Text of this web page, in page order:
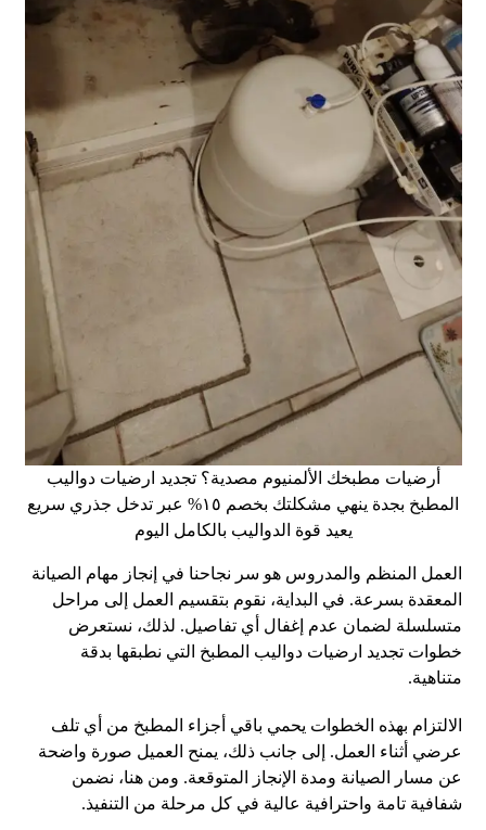
أرضيات مطبخك الألمنيوم مصدية؟ تجديد ارضيات دواليب
المطبخ بجدة ينهي مشكلتك بخصم ١٥% عبر تدخل جذري سريع
يعيد قوة الدواليب بالكامل اليوم
العمل المنظم والمدروس هو سر نجاحنا في إنجاز مهام الصيانة
المعقدة بسرعة. في البداية، نقوم بتقسيم العمل إلى مراحل
متسلسلة لضمان عدم إغفال أي تفاصيل. لذلك، نستعرض
خطوات تجديد ارضيات دواليب المطبخ التي نطبقها بدقة
متناهية.
الالتزام بهذه الخطوات يحمي باقي أجزاء المطبخ من أي تلف
عرضي أثناء العمل. إلى جانب ذلك، يمنح العميل صورة واضحة
عن مسار الصيانة ومدة الإنجاز المتوقعة. ومن هنا، نضمن
شفافية تامة واحترافية عالية في كل مرحلة من التنفيذ.